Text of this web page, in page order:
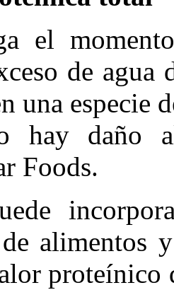
el
de agua
una especie
hay daño
Foods.
alimentos
proteínico